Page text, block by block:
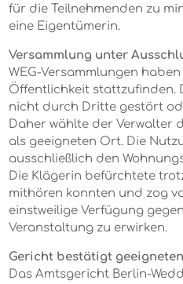
für die Teilnehmenden zu
eine Eigentümerin.
Versammlung unter
WEG-Versammlungen
Öffentlichkeit stattzufinden.
nicht durch Dritte gestört
Daher wählte der Verwalter
als geeigneten Ort. Die
ausschließlich den
Die Klägerin befürchtete
mithören konnten und zog
einstweilige Verfügung
Veranstaltung zu erwirken.
Gericht bestätigt
Das Amtsgericht Berlin-